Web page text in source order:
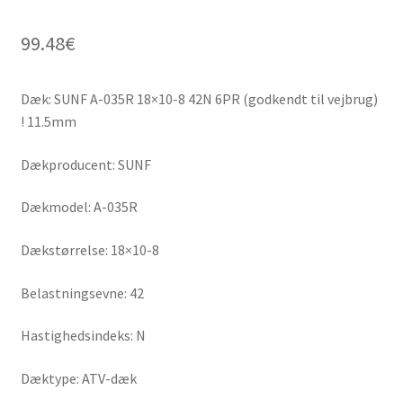
99.48€
Dæk: SUNF A-035R 18×10-8 42N 6PR (godkendt til vejbrug)
! 11.5mm
Dækproducent: SUNF
Dækmodel: A-035R
Dækstørrelse: 18×10-8
Belastningsevne: 42
Hastighedsindeks: N
Dæktype: ATV-dæk